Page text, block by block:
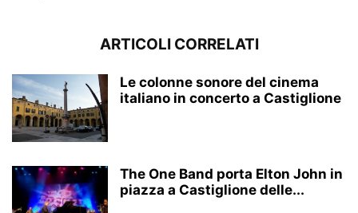
ARTICOLI CORRELATI
Le colonne sonore del cinema
italiano in concerto a Castiglione
The One Band porta Elton John in
piazza a Castiglione delle...